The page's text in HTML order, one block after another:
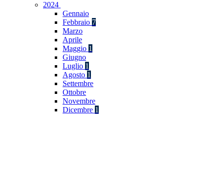
2024
Gennaio
Febbraio 7
Marzo
Aprile
Maggio 1
Giugno
Luglio 1
Agosto 1
Settembre
Ottobre
Novembre
Dicembre 1